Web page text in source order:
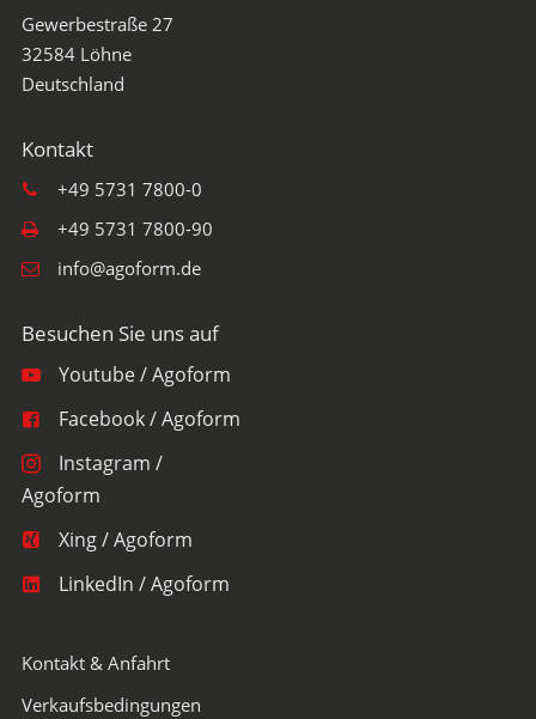
Gewerbestraße 27
32584 Löhne
+49 5731 7800-0
+49 5731 7800-90
info@agoform.de
Youtube / Agoform
Facebook / Agoform
Instagram /
Agoform
Xing / Agoform
LinkedIn / Agoform
Kontakt & Anfahrt
Verkaufsbedingungen